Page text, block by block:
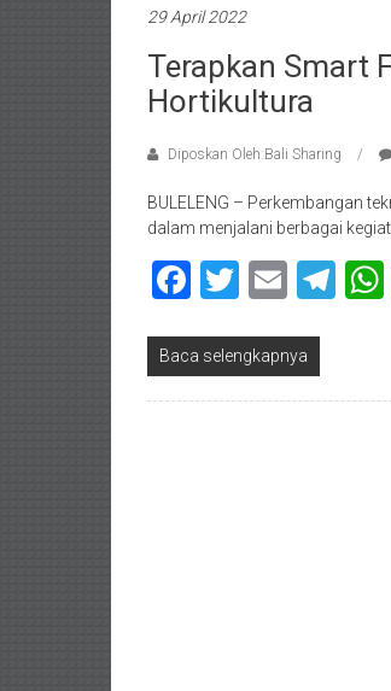
29 April 2022
Terapkan Smart
Hortikultura
Diposkan Oleh:Bali Sharing
BULELENG – Perkembangan
dalam menjalani berbagai
Facebook
Twitter
Email
Baca selengkapnya